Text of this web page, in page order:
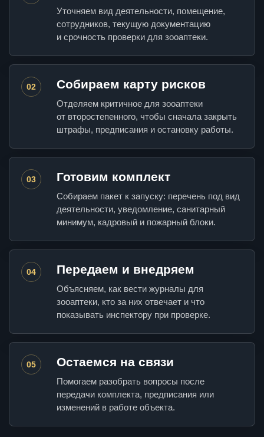
Уточняем вид деятельности, помещение,
сотрудников, текущую документацию
и срочность проверки для зооаптеки.
02 Собираем карту рисков
Отделяем критичное для зооаптеки
от второстепенного, чтобы сначала закрыть
штрафы, предписания и остановку работы.
03 Готовим комплект
Собираем пакет к запуску: перечень под вид
деятельности, уведомление, санитарный
минимум, кадровый и пожарный блоки.
04 Передаем и внедряем
Объясняем, как вести журналы для
зооаптеки, кто за них отвечает и что
показывать инспектору при проверке.
05 Остаемся на связи
Помогаем разобрать вопросы после
передачи комплекта, предписания или
изменений в работе объекта.